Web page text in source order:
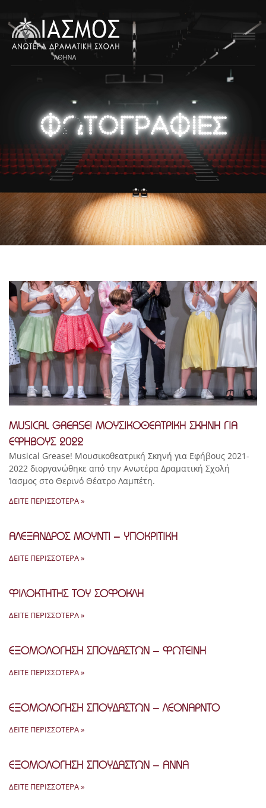
ΦΩΤΟΓΡΑΦΊΕΣ
MUSICAL GREASE! ΜΟΥΣΙΚΟΘΕΑΤΡΙΚΉ ΣΚΗΝΉ ΓΙΑ
ΕΦΉΒΟΥΣ 2022
Musical Grease! Μουσικοθεατρική Σκηνή για Εφήβους 2021-
2022 διοργανώθηκε από την Ανωτέρα Δραματική Σχολή
Ίασμος στο Θερινό Θέατρο Λαμπέτη.
ΔΕΊΤΕ ΠΕΡΙΣΣΌΤΕΡΑ »
ΑΛΈΞΑΝΔΡΟΣ ΜΟΎΝΤΙ – ΥΠΟΚΡΙΤΙΚΉ
ΔΕΊΤΕ ΠΕΡΙΣΣΌΤΕΡΑ »
ΦΙΛΟΚΤΗΤΗΣ ΤΟΥ ΣΟΦΟΚΛΗ
ΔΕΊΤΕ ΠΕΡΙΣΣΌΤΕΡΑ »
ΕΞΟΜΟΛΟΓΗΣΗ ΣΠΟΥΔΑΣΤΩΝ – ΦΩΤΕΙΝΗ
ΔΕΊΤΕ ΠΕΡΙΣΣΌΤΕΡΑ »
ΕΞΟΜΟΛΟΓΗΣΗ ΣΠΟΥΔΑΣΤΩΝ – ΛΕΟΝΑΡΝΤΟ
ΔΕΊΤΕ ΠΕΡΙΣΣΌΤΕΡΑ »
ΕΞΟΜΟΛΟΓΗΣΗ ΣΠΟΥΔΑΣΤΩΝ – ΆΝΝΑ
ΔΕΊΤΕ ΠΕΡΙΣΣΌΤΕΡΑ »